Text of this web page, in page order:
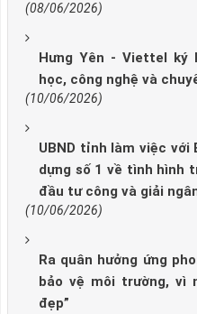
(08/06/2026)
Hưng Yên - Viettel
học, công nghệ và
(10/06/2026)
UBND tỉnh làm việc với
dựng số 1 về tình hình
đầu tư công và giải
(10/06/2026)
Ra quân hưởng ứng
bảo vệ môi trường, vì
đẹp”